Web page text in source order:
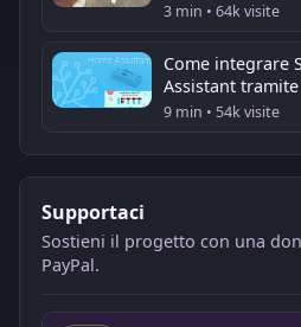
3 min • 64k visite
Come integrare
Assistant tramite
9 min • 54k visite
Supportaci
Sostieni il progetto con una
PayPal.